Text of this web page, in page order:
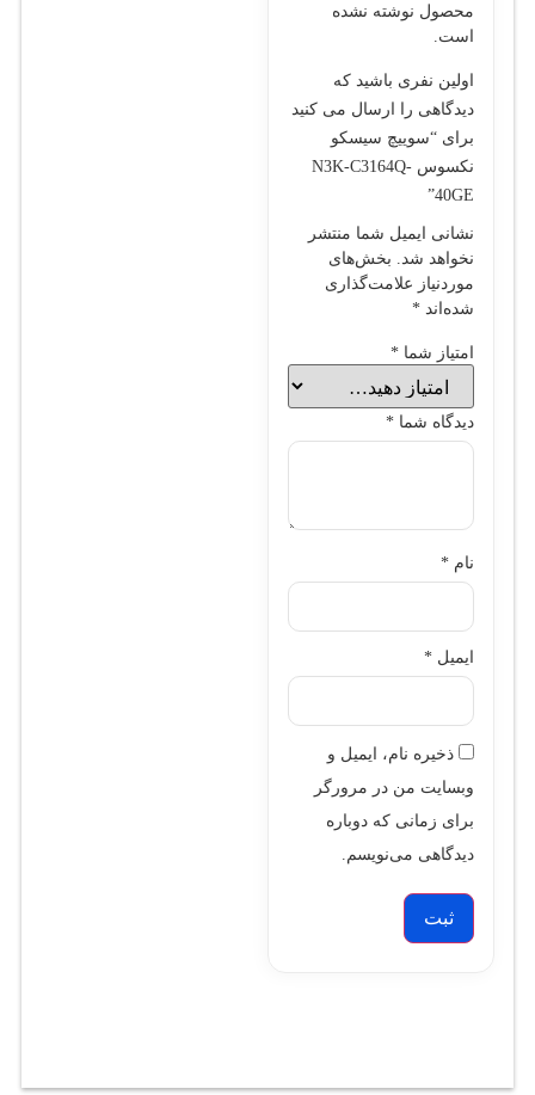
محصول نوشته نشده
است.
اولین نفری باشید که
دیدگاهی را ارسال می کنید
برای “سوييچ سيسکو
نکسوس N3K-C3164Q-
40GE”
نشانی ایمیل شما منتشر
نخواهد شد. بخش‌های
موردنیاز علامت‌گذاری
شده‌اند *
امتیاز شما *
دیدگاه شما *
نام *
ایمیل *
ذخیره نام، ایمیل و
وبسایت من در مرورگر
برای زمانی که دوباره
دیدگاهی می‌نویسم.